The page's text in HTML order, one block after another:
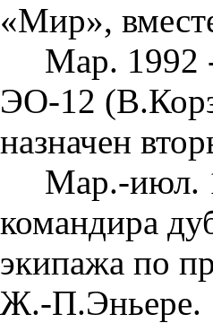
«Мир»,
Мар. 1992
ЭО-12
назначен
Мар.-июл.
командира
экипажа по
Ж.-П.Эньере.